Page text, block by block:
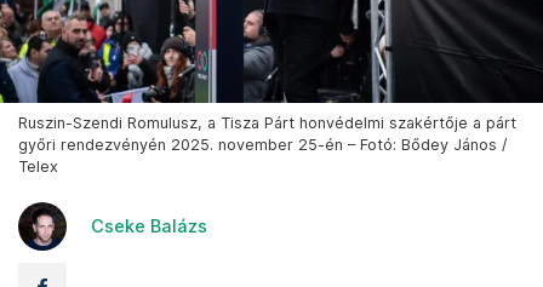
Ruszin-Szendi Romulusz, a Tisza Párt honvédelmi szakértője a párt
győri rendezvényén 2025. november 25-én – Fotó: Bődey János /
Telex
Cseke Balázs